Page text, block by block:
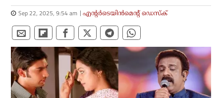
Sep 22, 2025, 9:54 am എന്റര്‍ടെയിന്‍മെന്റ് ഡെസ്‌ക്